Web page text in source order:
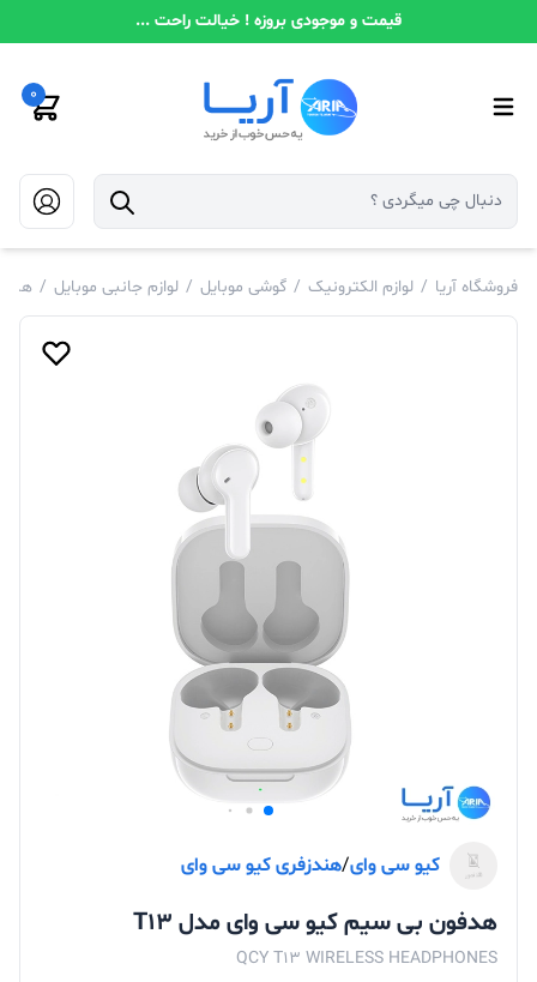
قیمت و موجودی بروزه ! خیالت راحت ...
0
فروشگاه آریا / لوازم الکترونیک / گوشی موبایل / لوازم جانبی موبایل /
کیو سی وای/هندزفری کیو سی وای
هدفون بی سیم کیو سی وای مدل T13
QCY T13 WIRELESS HEADPHONES